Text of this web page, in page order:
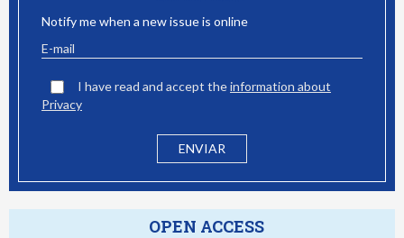
Notify me when a new issue is online
I have read and accept theinformation about
Privacy
OPEN ACCESS